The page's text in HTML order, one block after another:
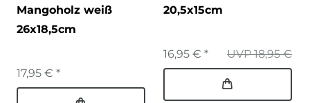
Mangoholz weiß
26x18,5cm
17,95 € *
20,5x15cm
UVP 18,95 €
16,95 € *